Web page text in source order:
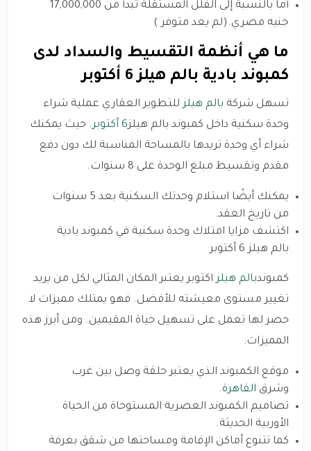
أما بالنسبة إلى الفلل المستقلة تبدأ من 17,000,000
جنيه مصري.(لم يعد متوفر )
ما هي أنظمة التقسيط والسداد لدى
كمبوند بادية بالم هيلز 6 أكتوبر
تسهل شركة بالم هيلزللتطوير العقاري عملية شراء
وحدة سكنية داخل كمبوند بالم هيلز6 أكتوبر.
حيث يمكنك
شراء أي وحدة تريدها بالمساحة المناسبة لك دون دفع
مقدم وتقسيط مبلغ الوحدة على 8 سنوات.
يمكنك أيضًا استلام وحدتك السكنية بعد 5 سنوات
من تاريخ العقد.
اكتشف مزايا امتلاك وحدة سكنية في كمبوند بادية
بالم هيلز 6 أكتوبر
كمبوندبالم هيلزاكتوبر يعتبر المكان المثالي لكل من يريد
تغيير مستوى معيشته للأفضل. فهو يمتلك مميزات لا
حصر لها تعمل على تسهيل حياة المقيمين. ومن أبرز هذه
المميزات:
موقع الكمبوند الذي يعتبر حلقة وصل بين غرب
وشرق القاهرة.
تصاميم الكمبوند العصرية المستوحاة من الحياة
الأوربية الحديثة.
كما تتنوع أماكن الإقامة ومساحتها من شقق بغرفة